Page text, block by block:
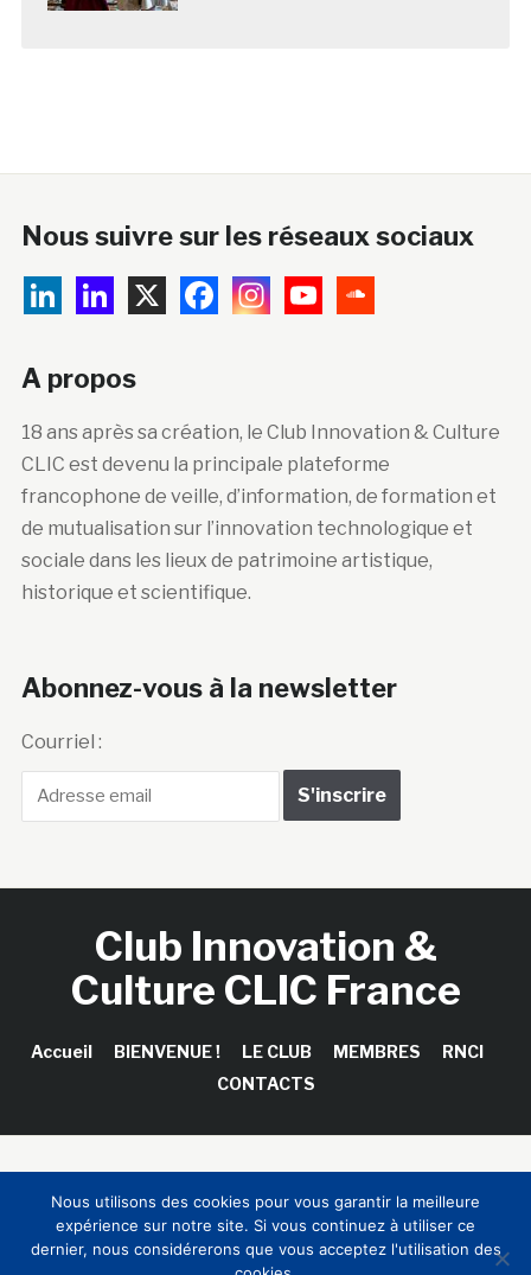
Nous suivre sur les réseaux sociaux
A propos
18 ans après sa création, le Club Innovation & Culture
CLIC est devenu la principale plateforme
francophone de veille, d’information, de formation et
de mutualisation sur l’innovation technologique et
sociale dans les lieux de patrimoine artistique,
historique et scientifique.
Abonnez-vous à la newsletter
Courriel :
Club Innovation &
Culture CLIC France
Accueil BIENVENUE ! LE CLUB MEMBRES
RNCI
CONTACTS
Sinapses Conseils
Nous utilisons des cookies pour vous garantir la meilleure
expérience sur notre site. Si vous continuez à utiliser ce
dernier, nous considérerons que vous acceptez l'utilisation des